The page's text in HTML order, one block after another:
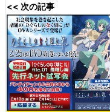
<< 次の記事